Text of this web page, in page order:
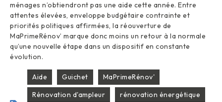
ménages n’obtiendront pas une aide cette année. Entre
attentes élevées, enveloppe budgétaire contrainte et
priorités politiques affirmées, la réouverture de
MaPrimeRénov’ marque donc moins un retour à la normale
qu’une nouvelle étape dans un dispositif en constante
évolution.
Aide Guichet
MaPrimeRénov'
Rénovation d'ampleur
rénovation énergétique